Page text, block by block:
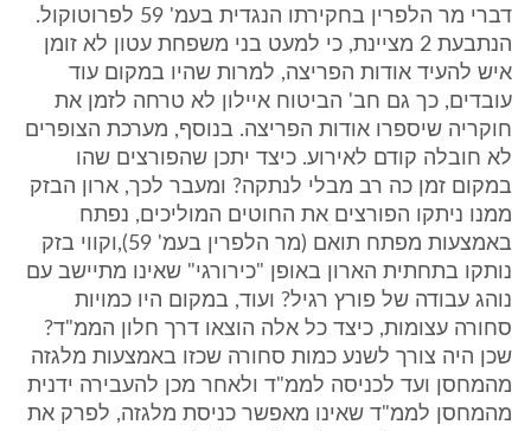
דברי מר הלפרין בחקירתו הנגדית בעמ' 59 לפרוטוקול.
הנתבעת 2 מציינת, כי למעט בני משפחת עטון לא זומן
איש להעיד אודות הפריצה, למרות שהיו במקום עוד
עובדים, כך גם חב' הביטוח איילון לא טרחה לזמן את
חוקריה שיספרו אודות הפריצה. בנוסף, מערכת הצופרים
לא חובלה קודם לאירוע. כיצד יתכן שהפורצים שהו
במקום זמן כה רב מבלי לנתקה? ומעבר לכך, ארון הבזק
ממנו ניתקו הפורצים את החוטים המוליכים, נפתח
באמצעות מפתח תואם (מר הלפרין בעמ' 59),וקווי בזק
נותקו בתחתית הארון באופן "כירורגי" שאינו מתיישב עם
נוהג עבודה של פורץ רגיל? ועוד, במקום היו כמויות
סחורה עצומות, כיצד כל אלה הוצאו דרך חלון הממ"ד?
שכן היה צורך לשנע כמות סחורה שכזו באמצעות מלגזה
מהמחסן ועד לכניסה לממ"ד ולאחר מכן להעבירה ידנית
מהמחסן לממ"ד שאינו מאפשר כניסת מלגזה, לפרק את